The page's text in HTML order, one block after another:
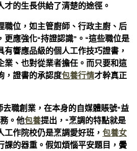
的生長供給了清楚的途徑。
職位，如主管廚師、行政主廚、后
應強化“持證認識”。“這些職位是
響應品級的個人工作技巧證書，
業、也對從業者擔任。而只要和這
，證書的承認度包養行情才幹真正
去職創業，在本身的自媒體賬號“益
。他包養提出，“烹調的特點就是
作院校仍是烹調愛好班， 包養女
課的器重。假如煩惱平安題目，黌